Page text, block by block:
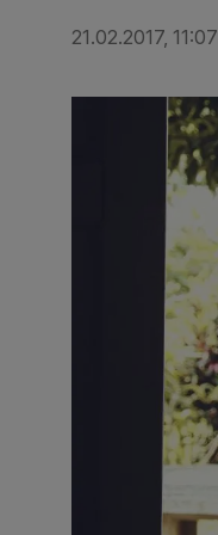
21.02.2017, 11:07